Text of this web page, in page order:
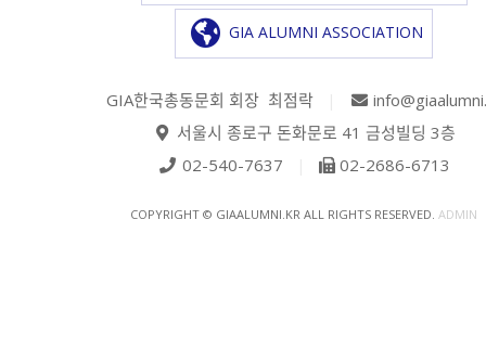
GIA ALUMNI ASSOCIATION
GIA한국총동문회 회장 최점락
서울시 종로구 돈화문로 41 금성빌딩 3층
02-540-7637
02-2686-6713
COPYRIGHT © GIAALUMNI.KR ALL RIGHTS RESERVED. ADMIN